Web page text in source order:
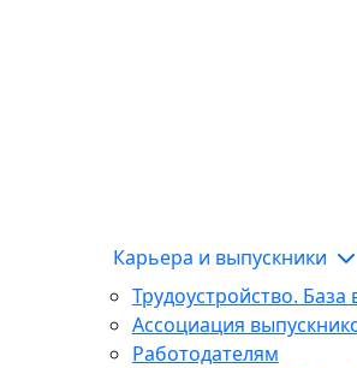
Карьера и выпускники
Трудоустройство.
Ассоциация
Работодателям